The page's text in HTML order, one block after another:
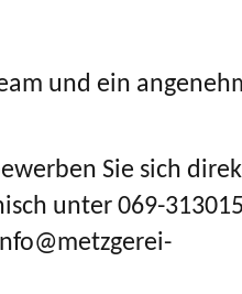
und ein
Sie sich
unter 069-313015